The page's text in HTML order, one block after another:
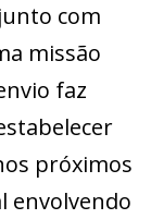
com
missão
faz
próximos
envolvendo